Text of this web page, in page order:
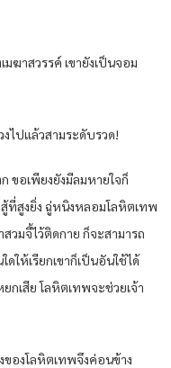
ฆาสวรรค์ เขายังเป็นจอม
ไปแล้วสามระดับรวด!
ขอเพียงยังมีลมหายใจก็
ที่สูงยิ่ง ฉู่หนิงหลอมโลหิตเทพ
วมจี้ไว้ติดกาย ก็จะสามารถ
ให้เรียกเขาก็เป็นอันใช้ได้
กเสีย โลหิตเทพจะช่วยเจ้า
องโลหิตเทพจึงค่อนข้าง